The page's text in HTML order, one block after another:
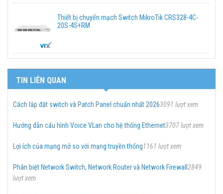
Thiết bị chuyển mạch Switch MikroTik CRS328-4C-
20S-4S+RM
TIN LIÊN QUAN
Cách lắp đặt switch và Patch Panel chuẩn nhất 20263091 lượt xem
Hướng dẫn cấu hình Voice VLan cho hệ thống Ethernet3707 lượt xem
Lợi ích của mạng mở so với mạng truyền thống1161 lượt xem
Phân biệt Network Switch, Network Router và Network Firewall 2849
lượt xem